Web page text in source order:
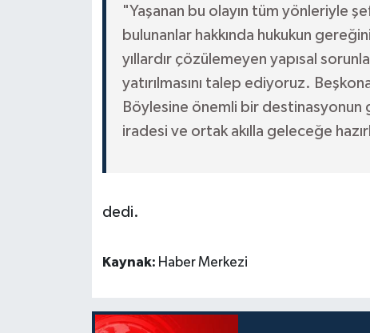
"Yaşanan bu olayın tüm yönleriyle
bulunanlar hakkında hukukun
yıllardır çözülemeyen yapısal
yatırılmasını talep ediyoruz.
Böylesine önemli bir
iradesi ve ortak akılla geleceğe
dedi.
Kaynak: Haber Merkezi